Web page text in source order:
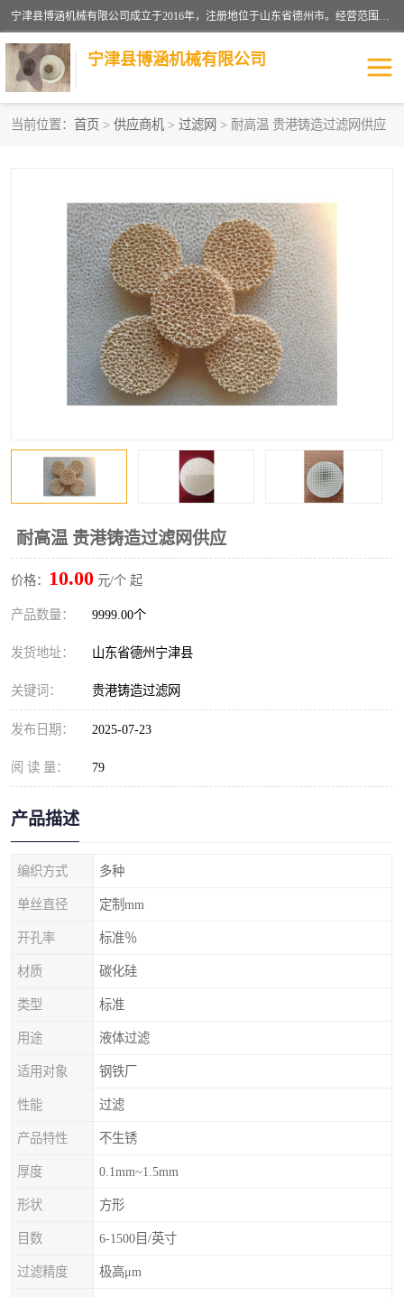
宁津县博涵机械有限公司成立于2016年，注册地位于山东省德州市。经营范围包括：机械设备研发、生产及销售，铸造用造型材料生产、销售，玻璃纤维及制品制造、销售，汽车零配件零售，机械零件、零部件加工，机械零件、零部件销售等；主要产品有：纤维过滤网,陶瓷过滤器,泡沫陶瓷过滤器,耐高温纤维过滤器,铸铁过滤器,铸铜过滤网,铸铝过滤网,铝轮毂过滤网,高效过滤网,高效陶瓷过滤网,高效纤维过滤网。
宁津县博涵机械有限公司
当前位置： 首页 > 供应商机 > 过滤网 > 耐高温 贵港铸造过滤网供应
耐高温 贵港铸造过滤网供应
价格： 10.00 元/个 起
产品数量： 9999.00个
发货地址： 山东省德州宁津县
关键词： 贵港铸造过滤网
发布日期： 2025-07-23
阅 读 量： 79
产品描述
编织方式 多种
单丝直径 定制mm
开孔率 标准％
材质 碳化硅
类型 标准
用途 液体过滤
适用对象 钢铁厂
性能 过滤
产品特性 不生锈
厚度 0.1mm~1.5mm
形状 方形
目数 6-1500目/英寸
过滤精度 极高μm
纤维网 挡渣棉
挡渣网 避脏网